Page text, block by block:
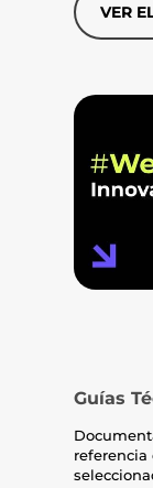
VER
Guías
referencia